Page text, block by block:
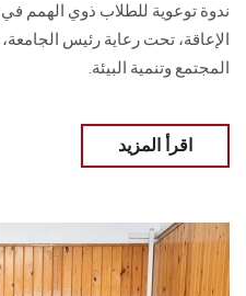
سجل
ندوة توعوية للطلاب ذوي الهمم في
الإعاقة، تحت رعاية رئيس
المجتمع وتنمية البيئة.
اقرأ المزيد